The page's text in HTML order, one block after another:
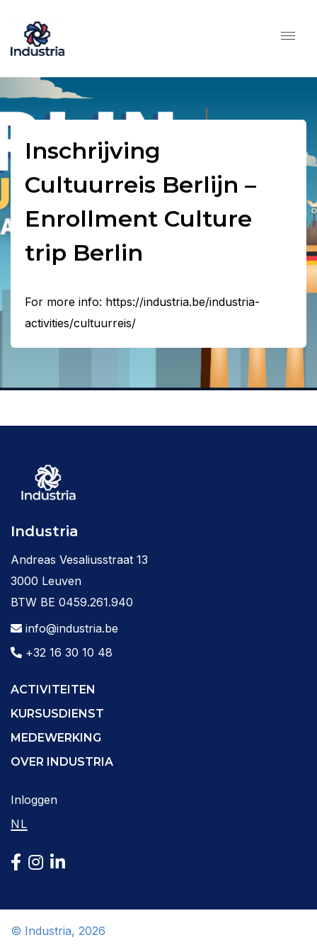
Inschrijving
Cultuurreis Berlijn –
Enrollment Culture
trip Berlin
For more info: https://industria.be/industria-
activities/cultuurreis/
Industria
Andreas Vesaliusstraat 13
3000 Leuven
BTW BE 0459.261.940
info@industria.be
+32 16 30 10 48
ACTIVITEITEN
KURSUSDIENST
MEDEWERKING
OVER INDUSTRIA
Inloggen
NL
© Industria, 2026